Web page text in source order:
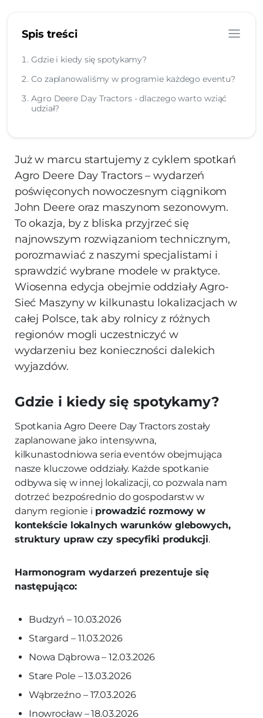
Spis treści
Gdzie i kiedy się spotykamy?
Co zaplanowaliśmy w programie każdego eventu?
Agro Deere Day Tractors - dlaczego warto wziąć
udział?
Już w marcu startujemy z cyklem spotkań
Agro Deere Day Tractors – wydarzeń
poświęconych nowoczesnym ciągnikom
John Deere oraz maszynom sezonowym.
To okazja, by z bliska przyjrzeć się
najnowszym rozwiązaniom technicznym,
porozmawiać z naszymi specjalistami i
sprawdzić wybrane modele w praktyce.
Wiosenna edycja obejmie oddziały Agro-
Sieć Maszyny w kilkunastu lokalizacjach w
całej Polsce, tak aby rolnicy z różnych
regionów mogli uczestniczyć w
wydarzeniu bez konieczności dalekich
wyjazdów.
Gdzie i kiedy się spotykamy?
Spotkania Agro Deere Day Tractors zostały
zaplanowane jako intensywna,
kilkunastodniowa seria eventów obejmująca
nasze kluczowe oddziały. Każde spotkanie
odbywa się w innej lokalizacji, co pozwala nam
dotrzeć bezpośrednio do gospodarstw w
danym regionie i prowadzić rozmowy w
kontekście lokalnych warunków glebowych,
struktury upraw czy specyfiki produkcji.
Harmonogram wydarzeń prezentuje się
następująco:
Budzyń – 10.03.2026
Stargard – 11.03.2026
Nowa Dąbrowa – 12.03.2026
Stare Pole – 13.03.2026
Wąbrzeźno – 17.03.2026
Inowrocław – 18.03.2026